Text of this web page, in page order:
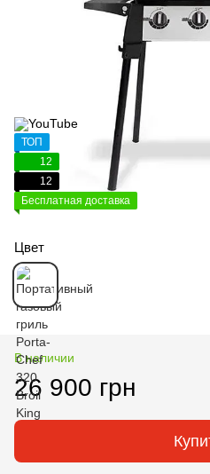
ТОП
12
12
Бесплатная доставка
Цвет
В наличии
26 900 грн